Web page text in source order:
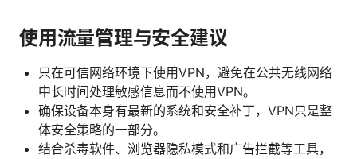
使用流量管理与安全建议
只在可信网络环境下使用VPN，避免在公共无线网络
中长时间处理敏感信息而不使用VPN。
确保设备本身有最新的系统和安全补丁，VPN只是整
体安全策略的一部分。
结合杀毒软件、浏览器隐私模式和广告拦截等工具，